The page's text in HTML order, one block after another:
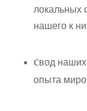
локальных
нашего к
свод
опыта